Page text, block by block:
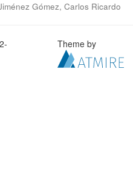
Gómez, Carlos Ricardo
Theme by